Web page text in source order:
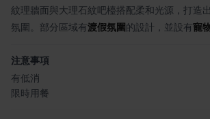
紋理牆面與大理石紋吧檯搭配柔和光源，打造出
氛圍。部分區域有渡假氛圍的設計，並設有寵
注意事項
有低消
限時用餐